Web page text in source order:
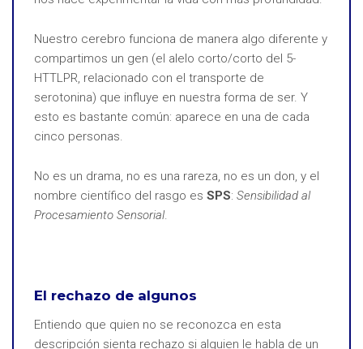
Nuestro cerebro funciona de manera algo diferente y
compartimos un gen (el alelo corto/corto del 5-
HTTLPR, relacionado con el transporte de
serotonina) que influye en nuestra forma de ser. Y
esto es bastante común: aparece en una de cada
cinco personas.
No es un drama, no es una rareza, no es un don, y el
nombre científico del rasgo es SPS: Sensibilidad al
Procesamiento Sensorial.
El rechazo de algunos
Entiendo que quien no se reconozca en esta
descripción sienta rechazo si alguien le habla de un